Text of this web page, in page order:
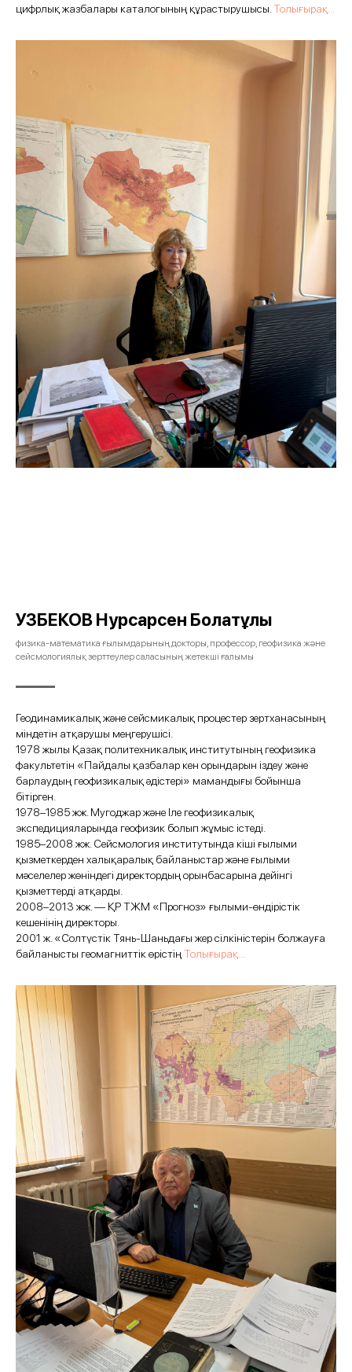
цифрлық жазбалары каталогының құрастырушысы. Толығырақ...
УЗБЕКОВ Нурсарсен Болатұлы
физика-математика ғылымдарының докторы, профессор, геофизика және
сейсмологиялық зерттеулер саласының жетекші ғалымы
Геодинамикалық және сейсмикалық процестер зертханасының
міндетін атқарушы меңгерушісі.
1978 жылы Қазақ политехникалық институтының геофизика
факультетін «Пайдалы қазбалар кен орындарын іздеу және
барлаудың геофизикалық әдістері» мамандығы бойынша
бітірген.
1978–1985 жж. Мугоджар және Іле геофизикалық
экспедицияларында геофизик болып жұмыс істеді.
1985–2008 жж. Сейсмология институтында кіші ғылыми
қызметкерден халықаралық байланыстар және ғылыми
мәселелер жөніндегі директордың орынбасарына дейінгі
қызметтерді атқарды.
2008–2013 жж. — ҚР ТЖМ «Прогноз» ғылыми-өндірістік
кешенінің директоры.
2001 ж. «Солтүстік Тянь-Шаньдағы жер сілкіністерін болжауға
байланысты геомагниттік өрістің Толығырақ...